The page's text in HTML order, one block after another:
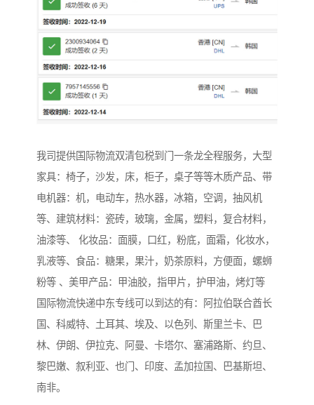
我司提供国际物流双清包税到门一条龙全程服务，大型
家具：椅子，沙发，床，柜子，桌子等等木质产品、带
电机器：机，电动车，热水器，冰箱，空调，抽风机
等、建筑材料：瓷砖，玻璃，金属，塑料，复合材料，
油漆等、 化妆品：面膜，口红，粉底，面霜，化妆水，
乳液等、食品：糖果，果汁，奶茶原料，方便面，螺蛳
粉等 、美甲产品：甲油胶，指甲片，护甲油，烤灯等
国际物流快递中东专线可以到达的有：阿拉伯联合酋长
国、科威特、土耳其、埃及、以色列、斯里兰卡、巴
林、伊朗、伊拉克、阿曼、卡塔尔、塞浦路斯、约旦、
黎巴嫩、叙利亚、也门、印度、孟加拉国、巴基斯坦、
南非。